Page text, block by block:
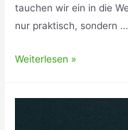
tauchen wir ein in die
nur praktisch, sondern …
Welche
Weiterlesen »